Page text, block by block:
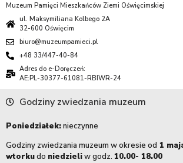
Muzeum Pamięci Mieszkańców Ziemi Oświęcimskiej
ul. Maksymiliana Kolbego 2A
32-600 Oświęcim
biuro@muzeumpamieci.pl
+48 33/447-40-84
Adres do e-Doręczeń:
AE:PL-30377-61081-RBIWR-24
Godziny zwiedzania muzeum
Poniedziałek:nieczynne
Godziny zwiedzania muzeum w okresie od 1
wtorkudo niedzieliw godz. 10.00- 18.00